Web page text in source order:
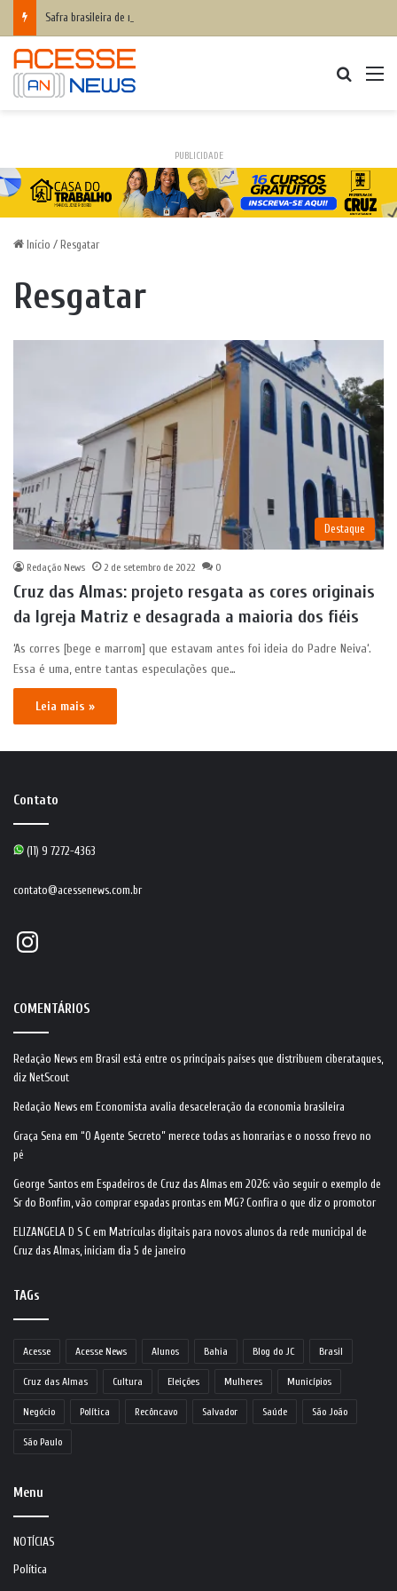
Safra brasileira de milho pode superar 140 milhões de toneladas
PUBLICIDADE
Início / Resgatar
Resgatar
Destaque
Redação News 2 de setembro de 2022 0
Cruz das Almas: projeto resgata as cores originais
da Igreja Matriz e desagrada a maioria dos fiéis
‘As corres [bege e marrom] que estavam antes foi ideia do Padre Neiva‘.
Essa é uma, entre tantas especulações que…
Leia mais »
Contato
(11) 9 7272-4363
contato@acessenews.com.br
Instagram
COMENTÁRIOS
Redação News em Brasil está entre os principais países que distribuem ciberataques,
diz NetScout
Redação News em Economista avalia desaceleração da economia brasileira
Graça Sena em “O Agente Secreto” merece todas as honrarias e o nosso frevo no
pé
George Santos em Espadeiros de Cruz das Almas em 2026: vão seguir o exemplo de
Sr do Bonfim, vão comprar espadas prontas em MG? Confira o que diz o promotor
ELIZANGELA D S C em Matrículas digitais para novos alunos da rede municipal de
Cruz das Almas, iniciam dia 5 de janeiro
TAGs
Acesse Acesse News Alunos Bahia Blog do JC Brasil
Cruz das Almas Cultura Eleições Mulheres Municípios
Negócio Política Recôncavo Salvador Saúde São João
São Paulo
Menu
NOTÍCIAS
Política